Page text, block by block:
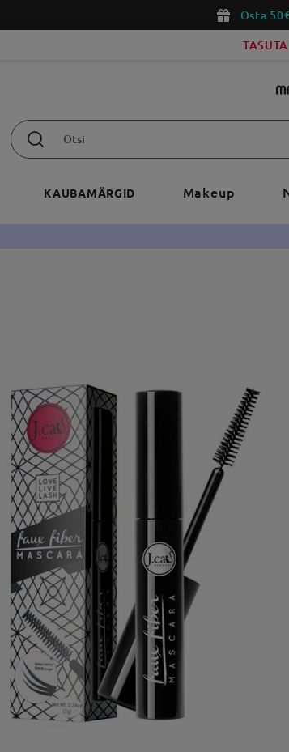
Osta
KAUBAMÄRGID Makeup